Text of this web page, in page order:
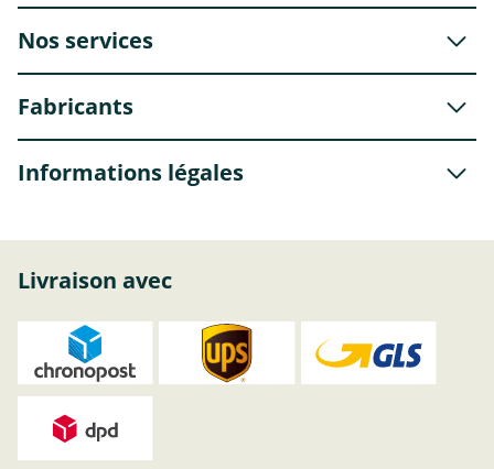
Nos services
Fabricants
Informations légales
Livraison avec